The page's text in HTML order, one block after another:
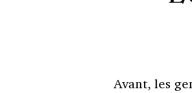
Avant, les